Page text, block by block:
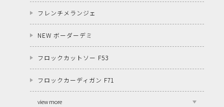
フレンチメランジェ
NEW ボーダーデミ
フロックカットソー F53
フロックカーディガン F71
view more